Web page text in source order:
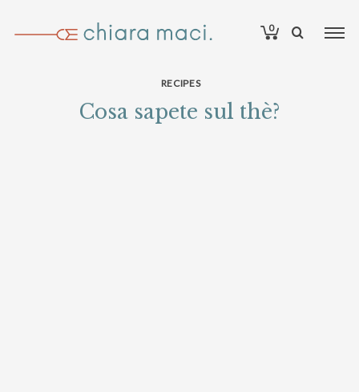
0
RECIPES
Cosa sapete sul thè?